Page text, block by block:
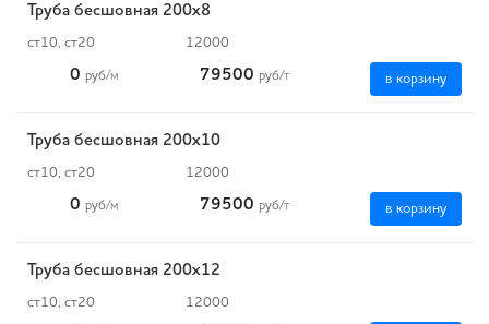
Труба бесшовная 200х8
ст10, ст20 12000
0 руб/м 79500 руб/т в корзину
Труба бесшовная 200х10
ст10, ст20 12000
0 руб/м 79500 руб/т в корзину
Труба бесшовная 200х12
ст10, ст20 12000